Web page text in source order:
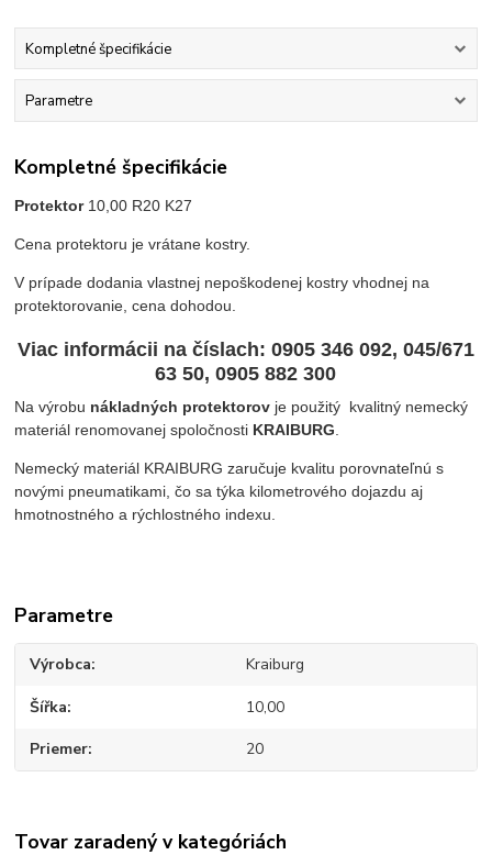
Kompletné špecifikácie
Parametre
Kompletné špecifikácie
Protektor10,00 R20 K27
Cena protektoru je vrátane kostry.
V prípade dodania vlastnej nepoškodenej kostry vhodnej na
protektorovanie, cena dohodou.
Viac informácii na číslach: 0905 346 092, 045/671
63 50, 0905 882 300
Na výrobu nákladných protektorov je použitý kvalitný nemecký
materiál renomovanej spoločnosti KRAIBURG
Nemecký materiál KRAIBURG zaručuje kvalitu porovnateľnú s
novými pneumatikami, čo sa týka kilometrového dojazdu aj
hmotnostného a rýchlostného indexu.
Parametre
Výrobca Kraiburg
Šířka 10,00
Priemer 20
Tovar zaradený v kategóriách